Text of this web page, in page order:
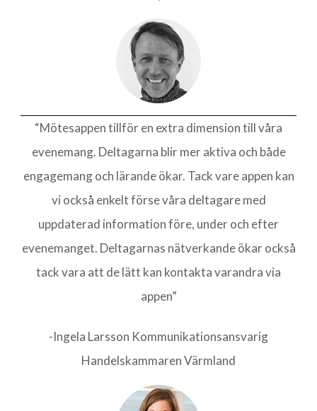
“Mötesappen tillför en extra dimension till våra
evenemang. Deltagarna blir mer aktiva och både
engagemang och lärande ökar. Tack vare appen kan
vi också enkelt förse våra deltagare med
uppdaterad information före, under och efter
evenemanget. Deltagarnas nätverkande ökar också
tack vara att de lätt kan kontakta varandra via
appen”
-Ingela Larsson Kommunikationsansvarig
Handelskammaren Värmland